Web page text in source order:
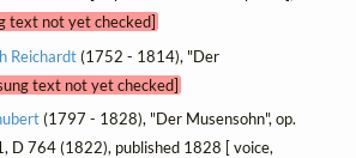
text not yet checked]
Reichardt(1752 - 1814), "Der
text not yet checked]
(1797 - 1828), "Der Musensohn", op.
D 764 (1822), published 1828 [ voice,